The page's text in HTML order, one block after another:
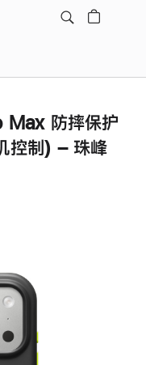
Max 防摔保护
控制) – 珠峰